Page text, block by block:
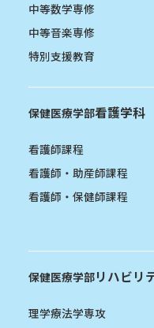
中等数学専修
中等音楽専修
特別支援教育
保健医療学部看護学科
看護師課程
看護師・助産師課程
看護師・保健師課程
保健医療学部リハビリ
理学療法学専攻